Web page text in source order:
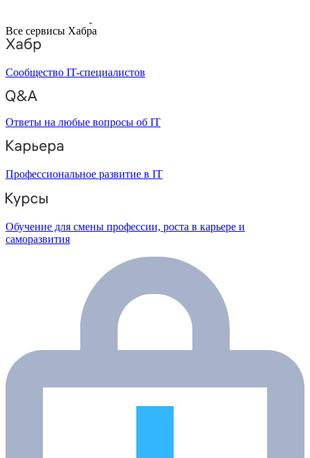
Все сервисы Хабра
Сообщество IT-специалистов
Ответы на любые вопросы об IT
Профессиональное развитие в IT
Обучение для смены профессии, роста в карьере и
саморазвития